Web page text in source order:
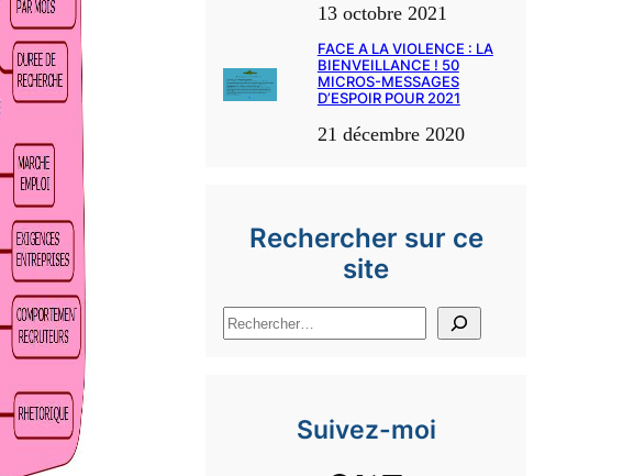
13 octobre 2021
FACE A LA VIOLENCE : LA
BIENVEILLANCE ! 50
MICROS-MESSAGES
D’ESPOIR POUR 2021
21 décembre 2020
Rechercher sur ce
site
R
Suivez-moi